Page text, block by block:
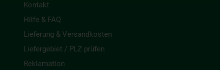
Kontakt
Hilfe & FAQ
Lieferung & Versandkosten
Liefergebiet / PLZ prüfen
Reklamation